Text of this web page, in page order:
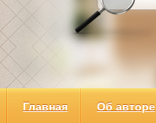
Главная Об авторе